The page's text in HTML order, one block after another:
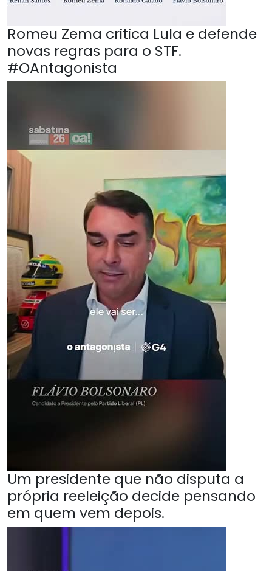
Romeu Zema critica Lula e defende
novas regras para o STF.
#OAntagonista
Um presidente que não disputa a
própria reeleição decide pensando
em quem vem depois.